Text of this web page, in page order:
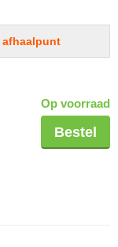
afhaalpunt
Op voorraad
Bestel